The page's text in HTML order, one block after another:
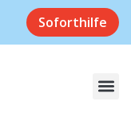
Soforthilfe